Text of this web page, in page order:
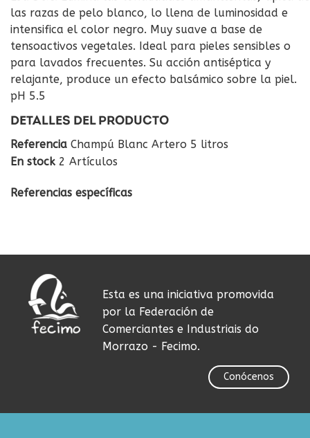
las razas de pelo blanco, lo llena de luminosidad e
intensifica el color negro. Muy suave a base de
tensoactivos vegetales. Ideal para pieles sensibles o
para lavados frecuentes. Su acción antiséptica y
relajante, produce un efecto balsámico sobre la piel.
pH 5.5
DETALLES DEL PRODUCTO
Referencia Champú Blanc Artero 5 litros
En stock 2 Artículos
Referencias específicas
Esta es una iniciativa promovida
por la Federación de
Comerciantes e Industriais do
Morrazo - Fecimo.
Conócenos